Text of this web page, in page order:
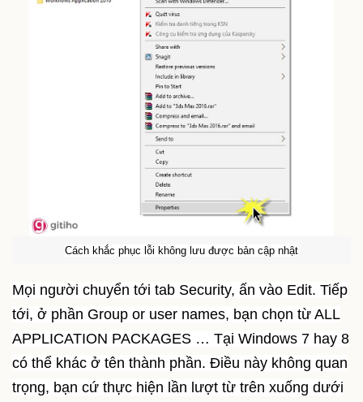
Cách khắc phục lỗi không lưu được bản cập nhật
Mọi người chuyển tới tab Security, ấn vào Edit. Tiếp
tới, ở phần Group or user names, bạn chọn từ ALL
APPLICATION PACKAGES … Tại Windows 7 hay 8
có thể khác ở tên thành phần. Điều này không quan
trọng, bạn cứ thực hiện lần lượt từ trên xuống dưới